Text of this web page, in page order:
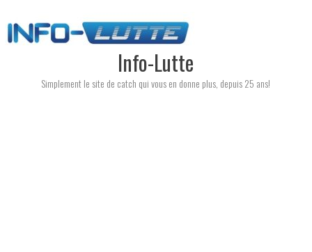
to
content
Info-Lutte
Simplement le site de catch qui vous en donne plus, depuis 25 ans!